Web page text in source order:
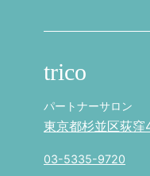
trico
パートナーサロン
東京都杉並区荻窪
03-5335-9720